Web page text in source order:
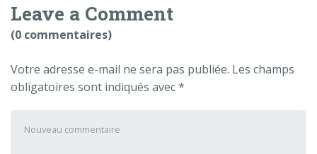
Leave a Comment
(0 commentaires)
Votre adresse e-mail ne sera pas publiée. Les champs
obligatoires sont indiqués avec*
commentaire*